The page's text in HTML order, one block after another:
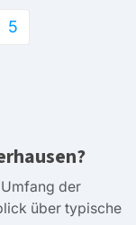
5
der
über typische